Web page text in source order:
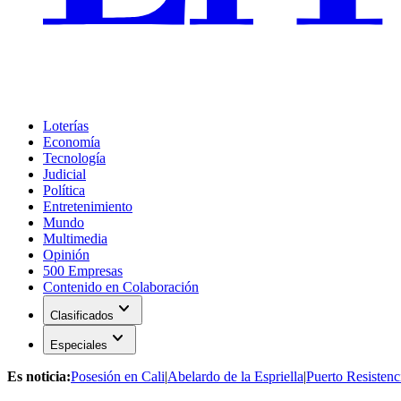
Loterías
Economía
Tecnología
Judicial
Política
Entretenimiento
Mundo
Multimedia
Opinión
500 Empresas
Contenido en Colaboración
Clasificados expand_more
Especiales expand_more
Es noticia:Posesión en Cali|Abelardo de la Espriella|Puerto